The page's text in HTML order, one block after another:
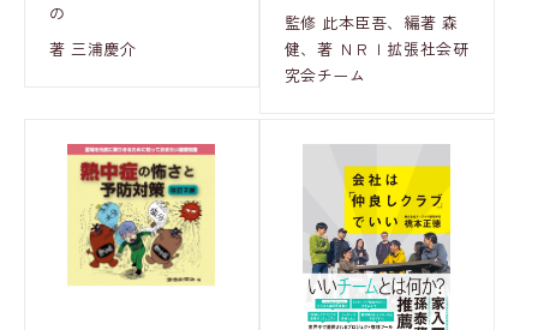
の
著 三浦慶介
監修 此本臣吾、編著 森
健、著 ＮＲＩ拡張社会研
究会チーム